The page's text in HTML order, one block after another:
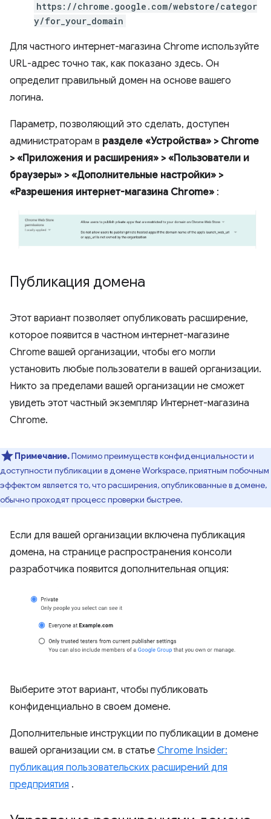
https://chrome.google.com/webstore/categor
y/for_your_domain
Для частного интернет-магазина Chrome используйте
URL-адрес точно так, как показано здесь. Он
определит правильный домен на основе вашего
логина.
Параметр, позволяющий это сделать, доступен
администраторам в разделе «Устройства» > Chrome
> «Приложения и расширения» > «Пользователи и
браузеры» > «Дополнительные настройки» >
«Разрешения интернет-магазина Chrome» :
Публикация домена
Этот вариант позволяет опубликовать расширение,
которое появится в частном интернет-магазине
Chrome вашей организации, чтобы его могли
установить любые пользователи в вашей организации.
Никто за пределами вашей организации не сможет
увидеть этот частный экземпляр Интернет-магазина
Chrome.
Примечание.Помимо преимуществ конфиденциальности и
доступности публикации в домене Workspace, приятным побочным
эффектом является то, что расширения, опубликованные в домене,
обычно проходят процесс проверки быстрее.
Если для вашей организации включена публикация
домена, на странице распространения консоли
разработчика появится дополнительная опция:
Выберите этот вариант, чтобы публиковать
конфиденциально в своем домене.
Дополнительные инструкции по публикации в домене
вашей организации см. в статье Chrome Insider:
публикация пользовательских расширений для
предприятия .